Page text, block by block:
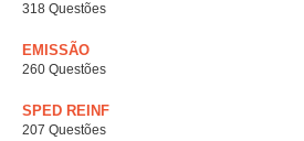
318 Questões
EMISSÃO
260 Questões
SPED REINF
207 Questões